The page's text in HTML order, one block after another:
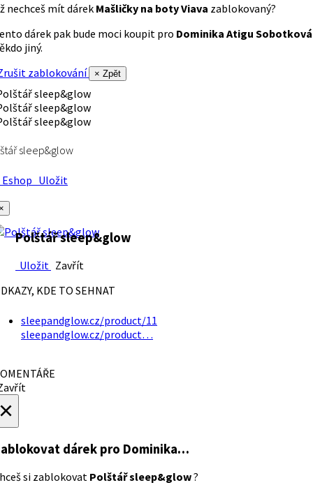
nechceš mít dárek Mašličky na boty Viava zablokovaný?
dárek pak bude moci koupit pro Dominika Atigu Sobotková
jiný.
zablokování
× Zpět
sleep&glow
Uložit
Polštář sleep&glow
Uložit Zavřít
KDE TO SEHNAT
sleepandglow.cz/product/11
sleepandglow.cz/product…
dárek pro Dominika…
si zablokovat Polštář sleep&glow?